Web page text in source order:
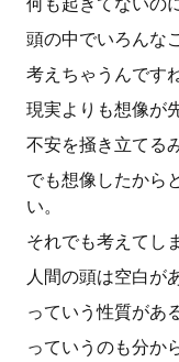
頭の中でいろんな
考えちゃうんですね
現実よりも想像が
不安を掻き立てる
でも想像したから
い。
それでも考えてし
人間の頭は空白が
っていう性質があ
っていうのも分か